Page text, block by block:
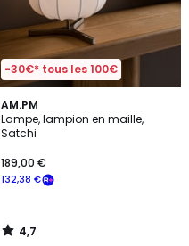
-30€* tous les 100€
AM.PM
Lampe, lampion en maille,
Satchi
132,38 €
189,00 €
4,7
/ 5
4,7
/